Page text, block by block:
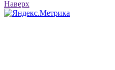
Наверх